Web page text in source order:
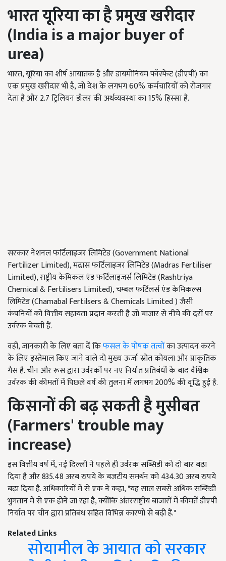
भारत यूरिया का है प्रमुख खरीदार
(India is a major buyer of
urea)
भारत, यूरिया का शीर्ष आयातक है और डायमोनियम फॉस्फेट (डीएपी) का
एक प्रमुख खरीदार भी है, जो देश के लगभग 60% कर्मचारियों को रोजगार
देता है और 2.7 ट्रिलियन डॉलर की अर्थव्यवस्था का 15% हिस्सा है.
सरकार नेशनल फर्टिलाइजर लिमिटेड (Government National
Fertilizer Limited), मद्रास फर्टिलाइजर लिमिटेड (Madras Fertiliser
Limited), राष्ट्रीय केमिकल एंड फर्टिलाइजर्स लिमिटेड (Rashtriya
Chemical & Fertilisers Limited), चम्बल फर्टिलर्स एंड केमिकल्स
लिमिटेड (Chamabal Fertilsers & Chemicals Limited ) जैसी
कंपनियों को वित्तीय सहायता प्रदान करती है जो बाजार से नीचे की दरों पर
उर्वरक बेचती हैं.
वहीं, जानकारी के लिए बता दें किफसल के पोषक तत्वोंका उत्पादन करने
के लिए इस्तेमाल किए जाने वाले दो मुख्य ऊर्जा स्रोत कोयला और प्राकृतिक
गैस है. चीन और रूस द्वारा उर्वरकों पर नए निर्यात प्रतिबंधों के बाद वैश्विक
उर्वरक की कीमतों में पिछले वर्ष की तुलना में लगभग 200% की वृद्धि हुई है.
किसानों की बढ़ सकती है मुसीबत
(Farmers' trouble may
increase)
इस वित्तीय वर्ष में, नई दिल्ली ने पहले ही उर्वरक सब्सिडी को दो बार बढ़ा
दिया है और 835.48 अरब रुपये के बजटीय समर्थन को 434.30 अरब रुपये
बढ़ा दिया है. अधिकारियों में से एक ने कहा, "यह साल सबसे अधिक सब्सिडी
भुगतान में से एक होने जा रहा है, क्योंकि अंतरराष्ट्रीय बाजारों में कीमतें डीएपी
निर्यात पर चीन द्वारा प्रतिबंध सहित विभिन्न कारणों से बढ़ी हैं."
Related Links
सोयामील के आयात को सरकार